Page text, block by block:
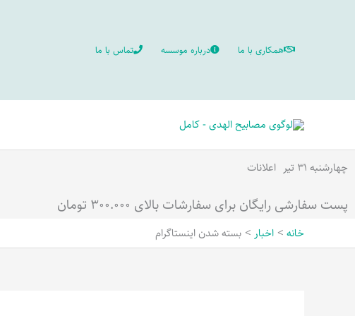
همکاری با ما درباره موسسه تماس با ما
چهارشنبه ۳۱ تیر اعلانات
پست سفارشی رایگان برای سفارشات بالای ۳۰۰.۰۰۰ تومان
خانه اخبار بسته شدن اینستاگرام